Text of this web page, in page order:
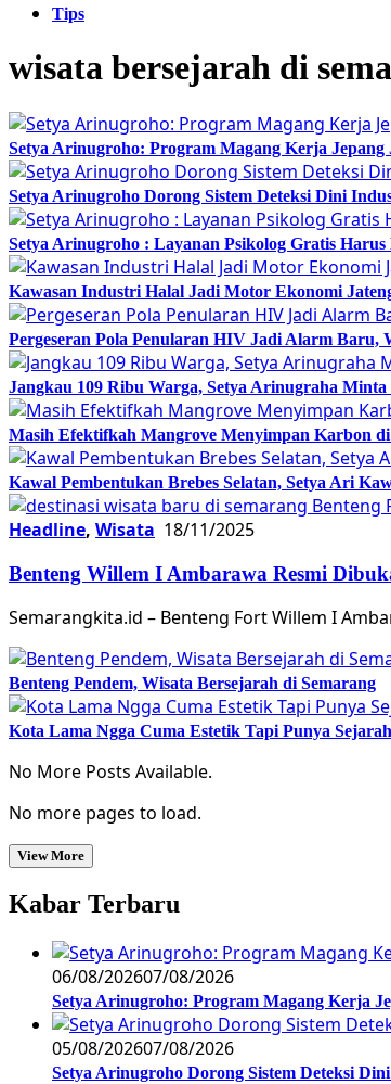
Tips
wisata bersejarah di
Setya Arinugroho: Program Magang Kerja Jepang
Setya Arinugroho Dorong Sistem Deteksi Dini
Setya Arinugroho : Layanan Psikolog Gratis
Kawasan Industri Halal Jadi Motor Ekonomi
Pergeseran Pola Penularan HIV Jadi Alarm Baru,
Jangkau 109 Ribu Warga, Setya Arinugraha
Masih Efektifkah Mangrove Menyimpan Karbon
Kawal Pembentukan Brebes Selatan, Setya Ari
Headline, Wisata 18/11/2025
Benteng Willem I Ambarawa Resmi
Semarangkita.id – Benteng Fort Willem I
Benteng Pendem, Wisata Bersejarah di Semarang
Kota Lama Ngga Cuma Estetik Tapi Punya
No More Posts Available.
No more pages to load.
View More
Kabar Terbaru
06/08/202607/08/2026
Setya Arinugroho: Program Magang Kerja
05/08/202607/08/2026
Setya Arinugroho Dorong Sistem Deteksi